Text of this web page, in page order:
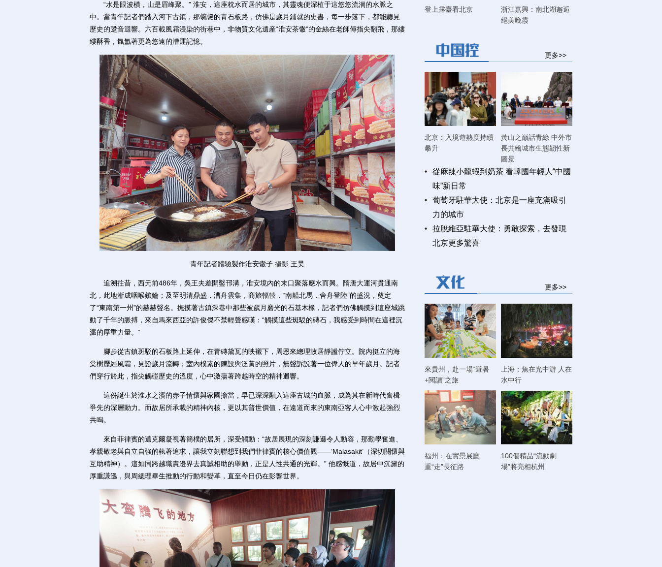
“水是眼波橫，山是眉峰聚。” 淮安，這座枕水而居的城市，其靈魂便深植于這悠悠流淌的水脈之
中。當青年記者們踏入河下古鎮，那蜿蜒的青石板路，仿佛是歲月鋪就的史書，每一步落下，都能聽見
歷史的跫音迴響。六百載風霜浸染的街巷中，非物質文化遺産“淮安茶馓”的金絲在老師傅指尖翻飛，那縷
縷酥香，氤氳著更為悠遠的漕運記憶。
青年記者體驗製作淮安馓子 攝影 王昊
追溯往昔，西元前486年，吳王夫差開鑿邗溝，淮安境內的末口聚落應水而興。隋唐大運河貫通南
北，此地漸成咽喉鎖鑰；及至明清鼎盛，漕舟雲集，商旅輻輳，“南船北馬，舍舟登陸”的盛況，奠定
了“東南第一州”的赫赫聲名。撫摸著古鎮深巷中那些被歲月磨光的石基木椽，記者們仿佛觸摸到這座城跳
動了千年的脈搏，來自馬來西亞的許俊傑不禁輕聲感嘆：“觸摸這些斑駁的磚石，我感受到時間在這裡沉
澱的厚重力量。”
腳步從古鎮斑駁的石板路上延伸，在青磚黛瓦的映襯下，周恩來總理故居靜謐佇立。院內挺立的海
棠樹歷經風霜，見證歲月流轉；室內樸素的陳設與泛黃的照片，無聲訴説著一位偉人的早年歲月。記者
們穿行於此，指尖觸碰歷史的溫度，心中激蕩著跨越時空的精神迴響。
這份誕生於淮水之濱的赤子情懷與家國擔當，早已深深融入這座古城的血脈，成為其在新時代奮楫
爭先的深層動力。而故居所承載的精神內核，更以其普世價值，在遠道而來的東南亞客人心中激起強烈
共鳴。
來自菲律賓的邁克爾凝視著簡樸的居所，深受觸動：“故居展現的深刻謙遜令人動容，那勤學奮進、
孝親敬老與自立自強的執著追求，讓我立刻聯想到我們菲律賓的核心價值觀——‘Malasakit’（深切關懷與
互助精神）。這如同跨越職責邊界去真誠相助的舉動，正是人性共通的光輝。” 他感慨道，故居中沉澱的
厚重謙遜，與周總理畢生推動的行動和變革，直至今日仍在影響世界。
登上露臺看北京
浙江嘉興：南北湖邂逅
絕美晚霞
更多>>
北京：入境遊熱度持續
攀升
黃山之巔話青綠 中外市
長共繪城市生態韌性新
圖景
從麻辣小龍蝦到奶茶 看韓國年輕人“中國
味”新日常
葡萄牙駐華大使：北京是一座充滿吸引
力的城市
拉脫維亞駐華大使：勇敢探索，去發現
北京更多驚喜
更多>>
來貴州，赴一場“避暑
+閱讀”之旅
上海：魚在光中游 人在
水中行
福州：在實景展廳
重“走”長征路
100個精品“流動劇
場”將亮相杭州